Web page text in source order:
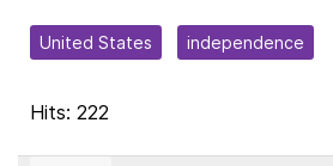
United States independence
Hits: 222